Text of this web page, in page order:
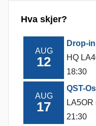
Hva skjer?
AUG
12
Drop-in
HQ
18:30
AUG
17
QST-
21:30